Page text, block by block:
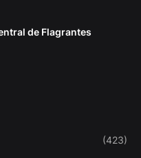
de Flagrantes
(423)